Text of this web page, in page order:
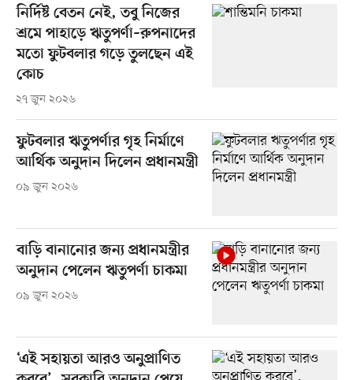
নির্দিষ্ট বেতন নেই, তবু নিজের
শ্রমে পাহাড়ে ঋতুপর্ণা–রুপনাদের
মতো ফুটবলার গড়ে তুলছেন এই
কোচ
২৭ জুন ২০২৬
ফুটবলার ঋতুপর্ণার গৃহ নির্মাণে
আর্থিক অনুদান দিলেন প্রধানমন্ত্রী
০৯ জুন ২০২৬
বাড়ি বানানোর জন্য প্রধানমন্ত্রীর
অনুদান পেলেন ঋতুপর্ণা চাকমা
০৯ জুন ২০২৬
‘এই সহায়তা আরও অনুপ্রাণিত